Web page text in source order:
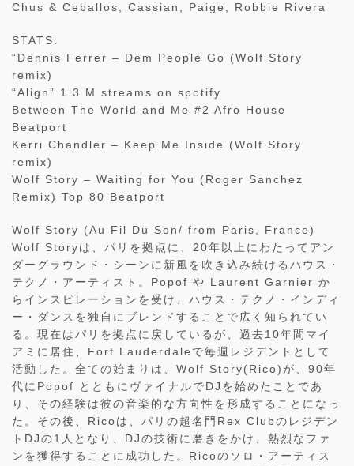
Chus & Ceballos, Cassian, Paige, Robbie Rivera
STATS:
“Dennis Ferrer – Dem People Go (Wolf Story
remix)
“Align” 1.3 M streams on spotify
Between The World and Me #2 Afro House
Beatport
Kerri Chandler – Keep Me Inside (Wolf Story
remix)
Wolf Story – Waiting for You (Roger Sanchez
Remix) Top 80 Beatport
Wolf Story (Au Fil Du Son/ from Paris, France)
Wolf Storyは、パリを拠点に、20年以上にわたってアン
ダーグラウンド・シーンに新風を吹き込み続けるハウス・
テクノ・アーティスト。Popof や Laurent Garnier か
らインスピレーションを受け、ハウス・テクノ・インディ
ー・ダンスを独自にブレンドすることで広く知られてい
る。現在はパリを拠点に戻しているが、過去10年間マイ
アミに居住、Fort Lauderdaleで毎週レジデントとして
活動した。全ての始まりは、Wolf Story(Rico)が、90年
代にPopof とともにヴァイナルでDJを始めたことであ
り、その経験は彼の音楽的な方向性を形成することになっ
た。その後、Ricoは、パリの超名門Rex Clubのレジデン
トDJの1人となり、DJの技術に磨きをかけ、熱烈なファ
ンを獲得することに成功した。Ricoのソロ・アーティス